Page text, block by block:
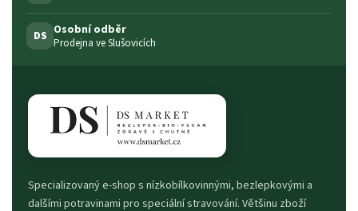
DS Osobní odběr
Prodejna ve Slušovicích
Specializovaný e-shop s nízkobílkovinnými, bezlepkovými a
dalšími potravinami pro speciální stravování. Většinu zboží